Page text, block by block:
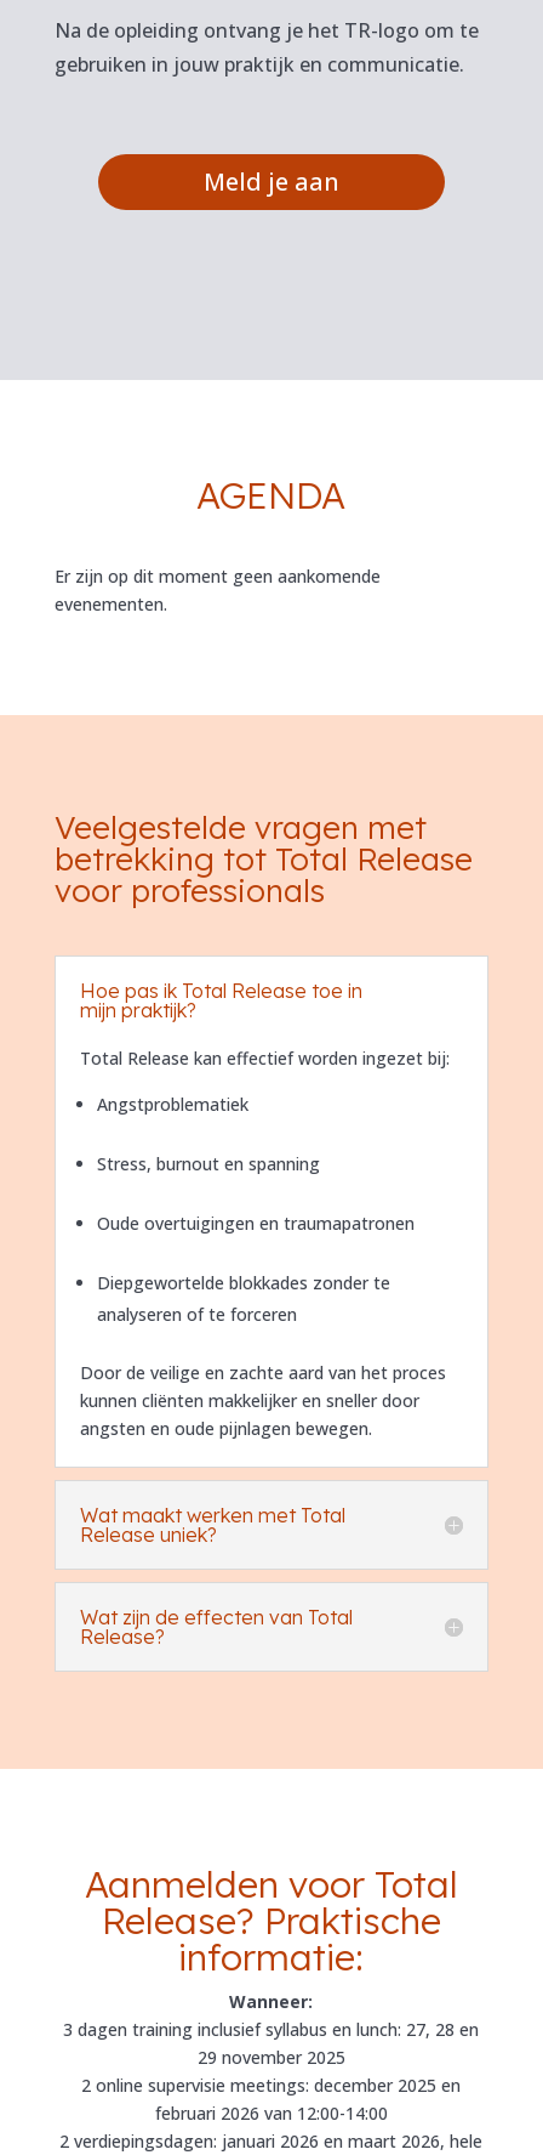
Na de opleiding ontvang je het TR-logo om te
gebruiken in jouw praktijk en communicatie.
Meld je aan
AGENDA
Er zijn op dit moment geen aankomende
evenementen.
Veelgestelde vragen met
betrekking tot Total Release
voor professionals
Hoe pas ik Total Release toe in
mijn praktijk?
Total Release kan effectief worden ingezet bij:
Angstproblematiek
Stress, burnout en spanning
Oude overtuigingen en traumapatronen
Diepgewortelde blokkades zonder te
analyseren of te forceren
Door de veilige en zachte aard van het proces
kunnen cliënten makkelijker en sneller door
angsten en oude pijnlagen bewegen.
Wat maakt werken met Total
Release uniek?
Wat zijn de effecten van Total
Release?
Aanmelden voor Total
Release? Praktische
informatie:
Wanneer:
3 dagen training inclusief syllabus en lunch: 27, 28 en
29 november 2025
2 online supervisie meetings: december 2025 en
februari 2026 van 12:00-14:00
2 verdiepingsdagen: januari 2026 en maart 2026, hele